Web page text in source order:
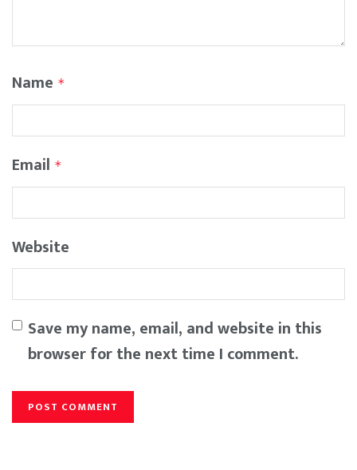
Name *
Email *
Website
Save my name, email, and website in this
browser for the next time I comment.